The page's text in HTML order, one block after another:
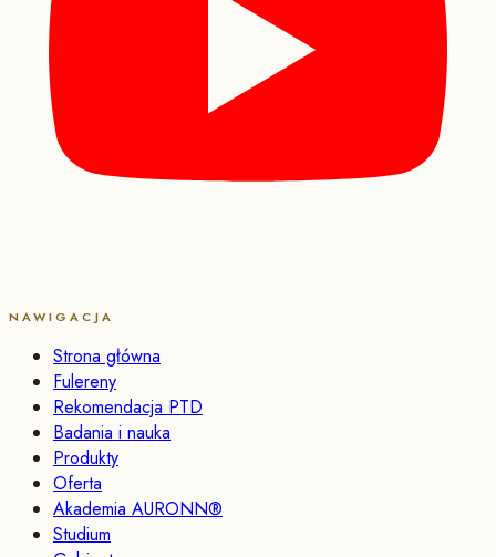
NAWIGACJA
Strona główna
Fulereny
Rekomendacja PTD
Badania i nauka
Produkty
Oferta
Akademia AURONN®
Studium